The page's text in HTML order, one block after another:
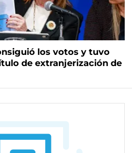
los votos y tuvo
de extranjerización de